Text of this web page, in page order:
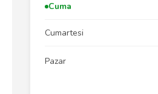
Cuma
Cumartesi
Pazar